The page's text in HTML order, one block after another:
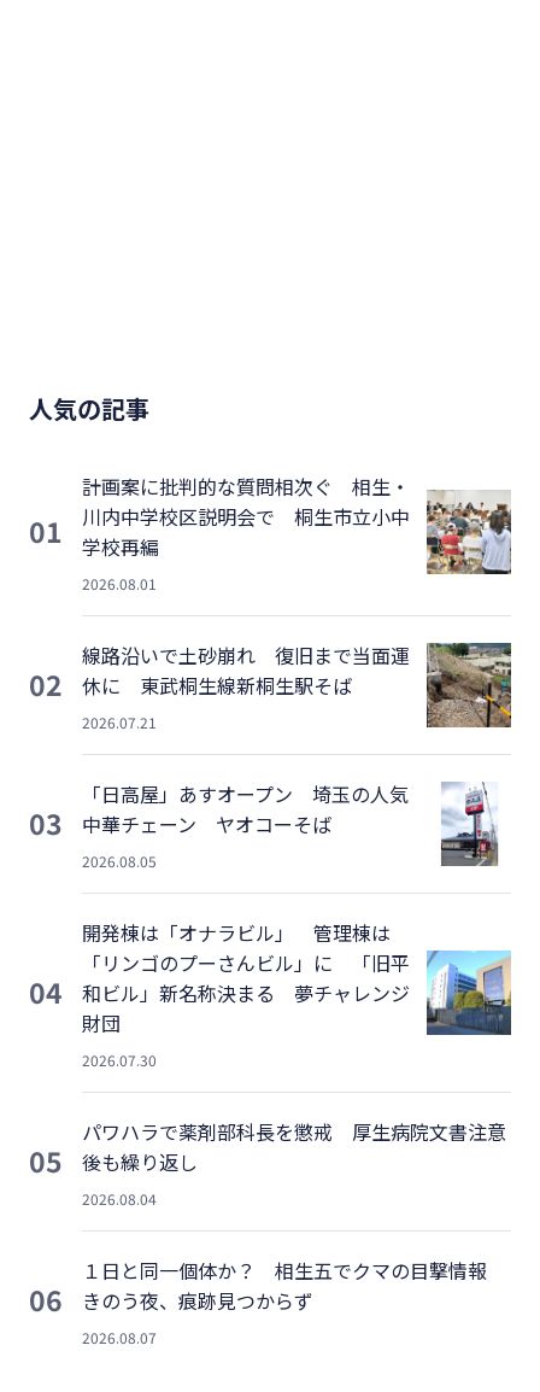
人気の記事
01
計画案に批判的な質問相次ぐ 相生・
川内中学校区説明会で 桐生市立小中
学校再編
2026.08.01
02
線路沿いで土砂崩れ 復旧まで当面運
休に 東武桐生線新桐生駅そば
2026.07.21
03
「日高屋」あすオープン 埼玉の人気
中華チェーン ヤオコーそば
2026.08.05
04
開発棟は「オナラビル」 管理棟は
「リンゴのプーさんビル」に 「旧平
和ビル」新名称決まる 夢チャレンジ
財団
2026.07.30
05
パワハラで薬剤部科長を懲戒 厚生病院文書注意
後も繰り返し
2026.08.04
06
１日と同一個体か？ 相生五でクマの目撃情報
きのう夜、痕跡見つからず
2026.08.07